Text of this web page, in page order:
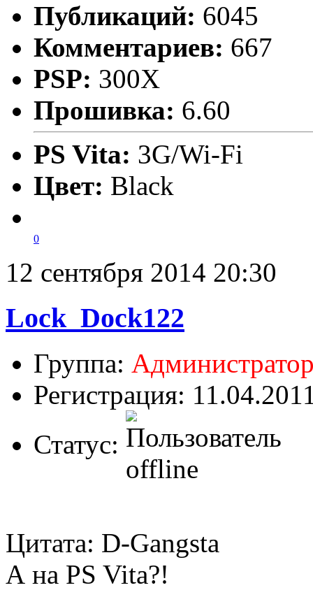
Публикаций: 6045
Комментариев: 667
PSP: 300X
Прошивка: 6.60
PS Vita: 3G/Wi-Fi
Цвет: Black
0
12 сентября 2014 20:30
Lock_Dock122
Группа:
Регистрация:
Статус:
Цитата: D-Gangsta
А на PS Vita?!